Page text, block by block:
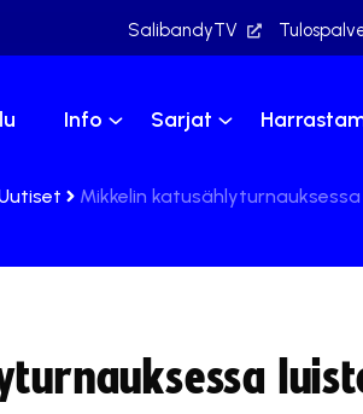
SalibandyTV
Info Sarjat
Mikkelin